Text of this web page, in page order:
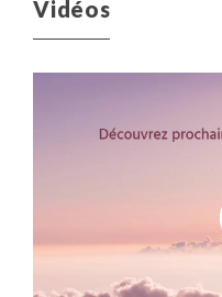
Vidéos